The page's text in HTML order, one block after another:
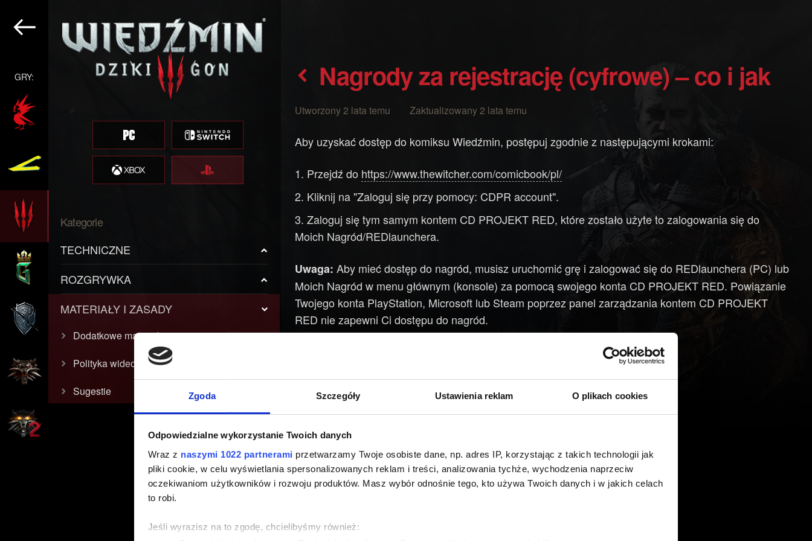
Zgoda Szczegóły Ustawienia reklam O plikach cookies
Odpowiedzialne wykorzystanie Twoich danych
Wraz z naszymi 1022 partnerami przetwarzamy Twoje osobiste dane, np. adres IP, korzystając z takich technologii jak
pliki cookie, w celu wyświetlania spersonalizowanych reklam i treści, analizowania tychże, wychodzenia naprzeciw
oczekiwaniom użytkowników i rozwoju produktów. Masz wybór odnośnie tego, kto używa Twoich danych i w jakich celach
to robi.
Jeśli wyrazisz na to zgodę, chcielibyśmy również:
GRY:
Kategorie
TECHNICZNE
ROZGRYWKA
MATERIAŁY I ZASADY
Dodatkowe materiały
Polityka wideo
Sugestie
Nagrody za rejestrację (cyfrowe) – co i jak
Utworzony 2 lata temu Zaktualizowany 2 lata temu
Aby uzyskać dostęp do komiksu Wiedźmin, postępuj zgodnie z następującymi krokami:
Przejdź do https://www.thewitcher.com/comicbook/pl/
Kliknij na "Zaloguj się przy pomocy: CDPR account".
Zaloguj się tym samym kontem CD PROJEKT RED, które zostało użyte to zalogowania się do
Moich Nagród/REDlaunchera.
Uwaga: Aby mieć dostęp do nagród, musisz uruchomić grę i zalogować się do REDlaunchera (PC) lub
Moich Nagród w menu głównym (konsole) za pomocą swojego konta CD PROJEKT RED. Powiązanie
Twojego konta PlayStation, Microsoft lub Steam poprzez panel zarządzania kontem CD PROJEKT
RED nie zapewni Ci dostępu do nagród.